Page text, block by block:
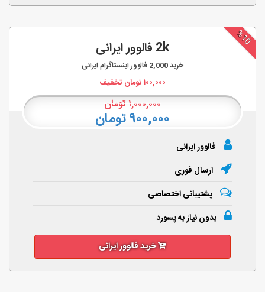
%10
2k فالوور ایرانی
خرید2,000 فالوور اینستاگرام ایرانی
۱۰۰,۰۰۰تومان تخفیف
۱,۰۰۰,۰۰۰تومان
۹۰۰,۰۰۰ تومان
فالوور ایرانی
ارسال فوری
پشتیبانی اختصاصی
بدون نیاز به پسورد
خرید فالوور ایرانی